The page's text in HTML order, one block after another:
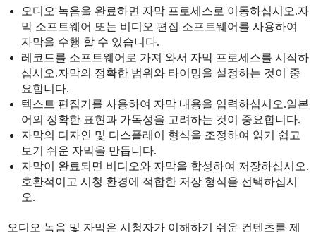
오디오 녹음을 완료하면 자막 프로세스로 이동하십시오.자
막 소프트웨어 또는 비디오 편집 소프트웨어를 사용하여
자막을 수행 할 수 있습니다.
레코드를 소프트웨어로 가져 와서 자막 프로세스를 시작하
십시오.자막의 정확한 범위와 타이밍을 설정하는 것이 중
요합니다.
텍스트 편집기를 사용하여 자막 내용을 입력하십시오.일본
어의 정확한 표현과 가독성을 고려하는 것이 중요합니다.
자막의 디자인 및 디스플레이 형식을 조정하여 읽기 쉽고
보기 쉬운 자막을 만듭니다.
자막이 완료되면 비디오와 자막을 합성하여 저장하십시오.
호환적이고 시청 환경에 적합한 저장 형식을 선택하십시
오.
오디오 녹음 및 자막은 시청자가 이해하기 쉬운 컨텐츠를 제